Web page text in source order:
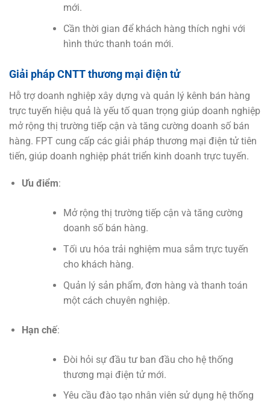
mới.
Cần thời gian để khách hàng thích nghi với
hình thức thanh toán mới.
Giải pháp CNTT thương mại điện tử
Hỗ trợ doanh nghiệp xây dựng và quản lý kênh bán hàng
trực tuyến hiệu quả là yếu tố quan trọng giúp doanh nghiệp
mở rộng thị trường tiếp cận và tăng cường doanh số bán
hàng. FPT cung cấp các giải pháp thương mại điện tử tiên
tiến, giúp doanh nghiệp phát triển kinh doanh trực tuyến.
Ưu điểm:
Mở rộng thị trường tiếp cận và tăng cường
doanh số bán hàng.
Tối ưu hóa trải nghiệm mua sắm trực tuyến
cho khách hàng.
Quản lý sản phẩm, đơn hàng và thanh toán
một cách chuyên nghiệp.
Hạn chế:
Đòi hỏi sự đầu tư ban đầu cho hệ thống
thương mại điện tử mới.
Yêu cầu đào tạo nhân viên sử dụng hệ thống